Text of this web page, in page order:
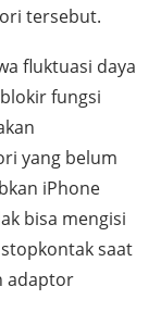
tersebut.
fluktuasi daya
fungsi
yang belum
iPhone
bisa mengisi
saat
adaptor